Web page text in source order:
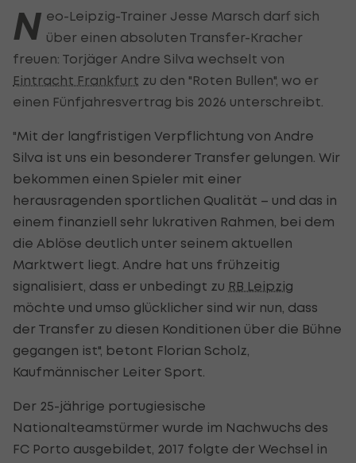
N eo-Leipzig-Trainer Jesse Marsch darf sich
über einen absoluten Transfer-Kracher
freuen: Torjäger Andre Silva wechselt von
Eintracht Frankfurt zu den "Roten Bullen", wo er
einen Fünfjahresvertrag bis 2026 unterschreibt.
"Mit der langfristigen Verpflichtung von Andre
Silva ist uns ein besonderer Transfer gelungen. Wir
bekommen einen Spieler mit einer
herausragenden sportlichen Qualität – und das in
einem finanziell sehr lukrativen Rahmen, bei dem
die Ablöse deutlich unter seinem aktuellen
Marktwert liegt. Andre hat uns frühzeitig
signalisiert, dass er unbedingt zu RB Leipzig
möchte und umso glücklicher sind wir nun, dass
der Transfer zu diesen Konditionen über die Bühne
gegangen ist", betont Florian Scholz,
Kaufmännischer Leiter Sport.
Der 25-jährige portugiesische
Nationalteamstürmer wurde im Nachwuchs des
FC Porto ausgebildet, 2017 folgte der Wechsel in